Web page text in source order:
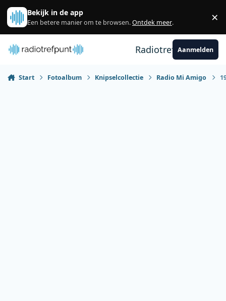
Spring naar bijdragen
Bekijk in de app
Een betere manier om te browsen.Ontdek meer. ×
RadiotrefpuntAanmelden
Start Fotoalbum Knipselcollectie Radio Mi Amigo